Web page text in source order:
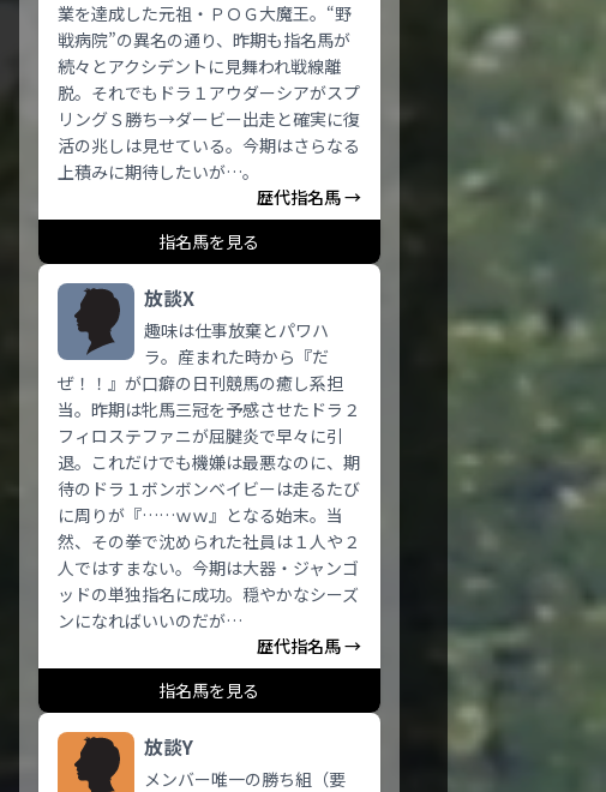
業を達成した元祖・ＰＯＧ大魔王。“野
戦病院”の異名の通り、昨期も指名馬が
続々とアクシデントに見舞われ戦線離
脱。それでもドラ１アウダーシアがスプ
リングＳ勝ち→ダービー出走と確実に復
活の兆しは見せている。今期はさらなる
上積みに期待したいが…。
歴代指名馬 →
指名馬を見る
放談X
趣味は仕事放棄とパワハ
ラ。産まれた時から『だ
ぜ！！』が口癖の日刊競馬の癒し系担
当。昨期は牝馬三冠を予感させたドラ２
フィロステファニが屈腱炎で早々に引
退。これだけでも機嫌は最悪なのに、期
待のドラ１ボンボンベイビーは走るたび
に周りが『……ｗｗ』となる始末。当
然、その拳で沈められた社員は１人や２
人ではすまない。今期は大器・ジャンゴ
ッドの単独指名に成功。穏やかなシーズ
ンになればいいのだが…
歴代指名馬 →
指名馬を見る
放談Y
メンバー唯一の勝ち組（要